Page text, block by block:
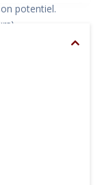
potentiel.